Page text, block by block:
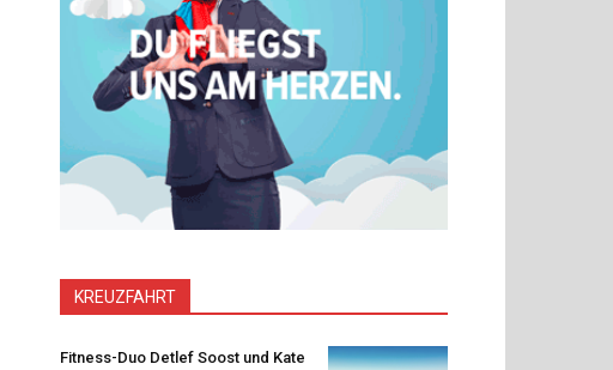
KREUZFAHRT
Fitness-Duo Detlef Soost und Kate